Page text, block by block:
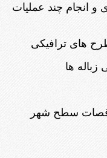
انجام چند عملیات
های ترافیکی
ها